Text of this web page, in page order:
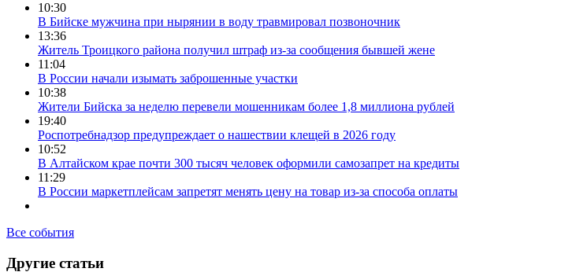
10:30
В Бийске мужчина при нырянии в воду травмировал позвоночник
13:36
Житель Троицкого района получил штраф из-за сообщения бывшей жене
11:04
В России начали изымать заброшенные участки
10:38
Жители Бийска за неделю перевели мошенникам более 1,8 миллиона рублей
19:40
Роспотребнадзор предупреждает о нашествии клещей в 2026 году
10:52
В Алтайском крае почти 300 тысяч человек оформили самозапрет на кредиты
11:29
В России маркетплейсам запретят менять цену на товар из-за способа оплаты
Все события
Другие статьи